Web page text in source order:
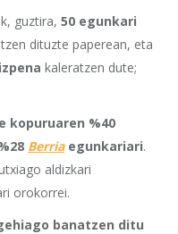
guztira, 50 egunkari
dituzte paperean, eta
kaleratzen dute;
kopuruaren %40
Berriaegunkariari.
aldizkari
orokorrei.
banatzen ditu